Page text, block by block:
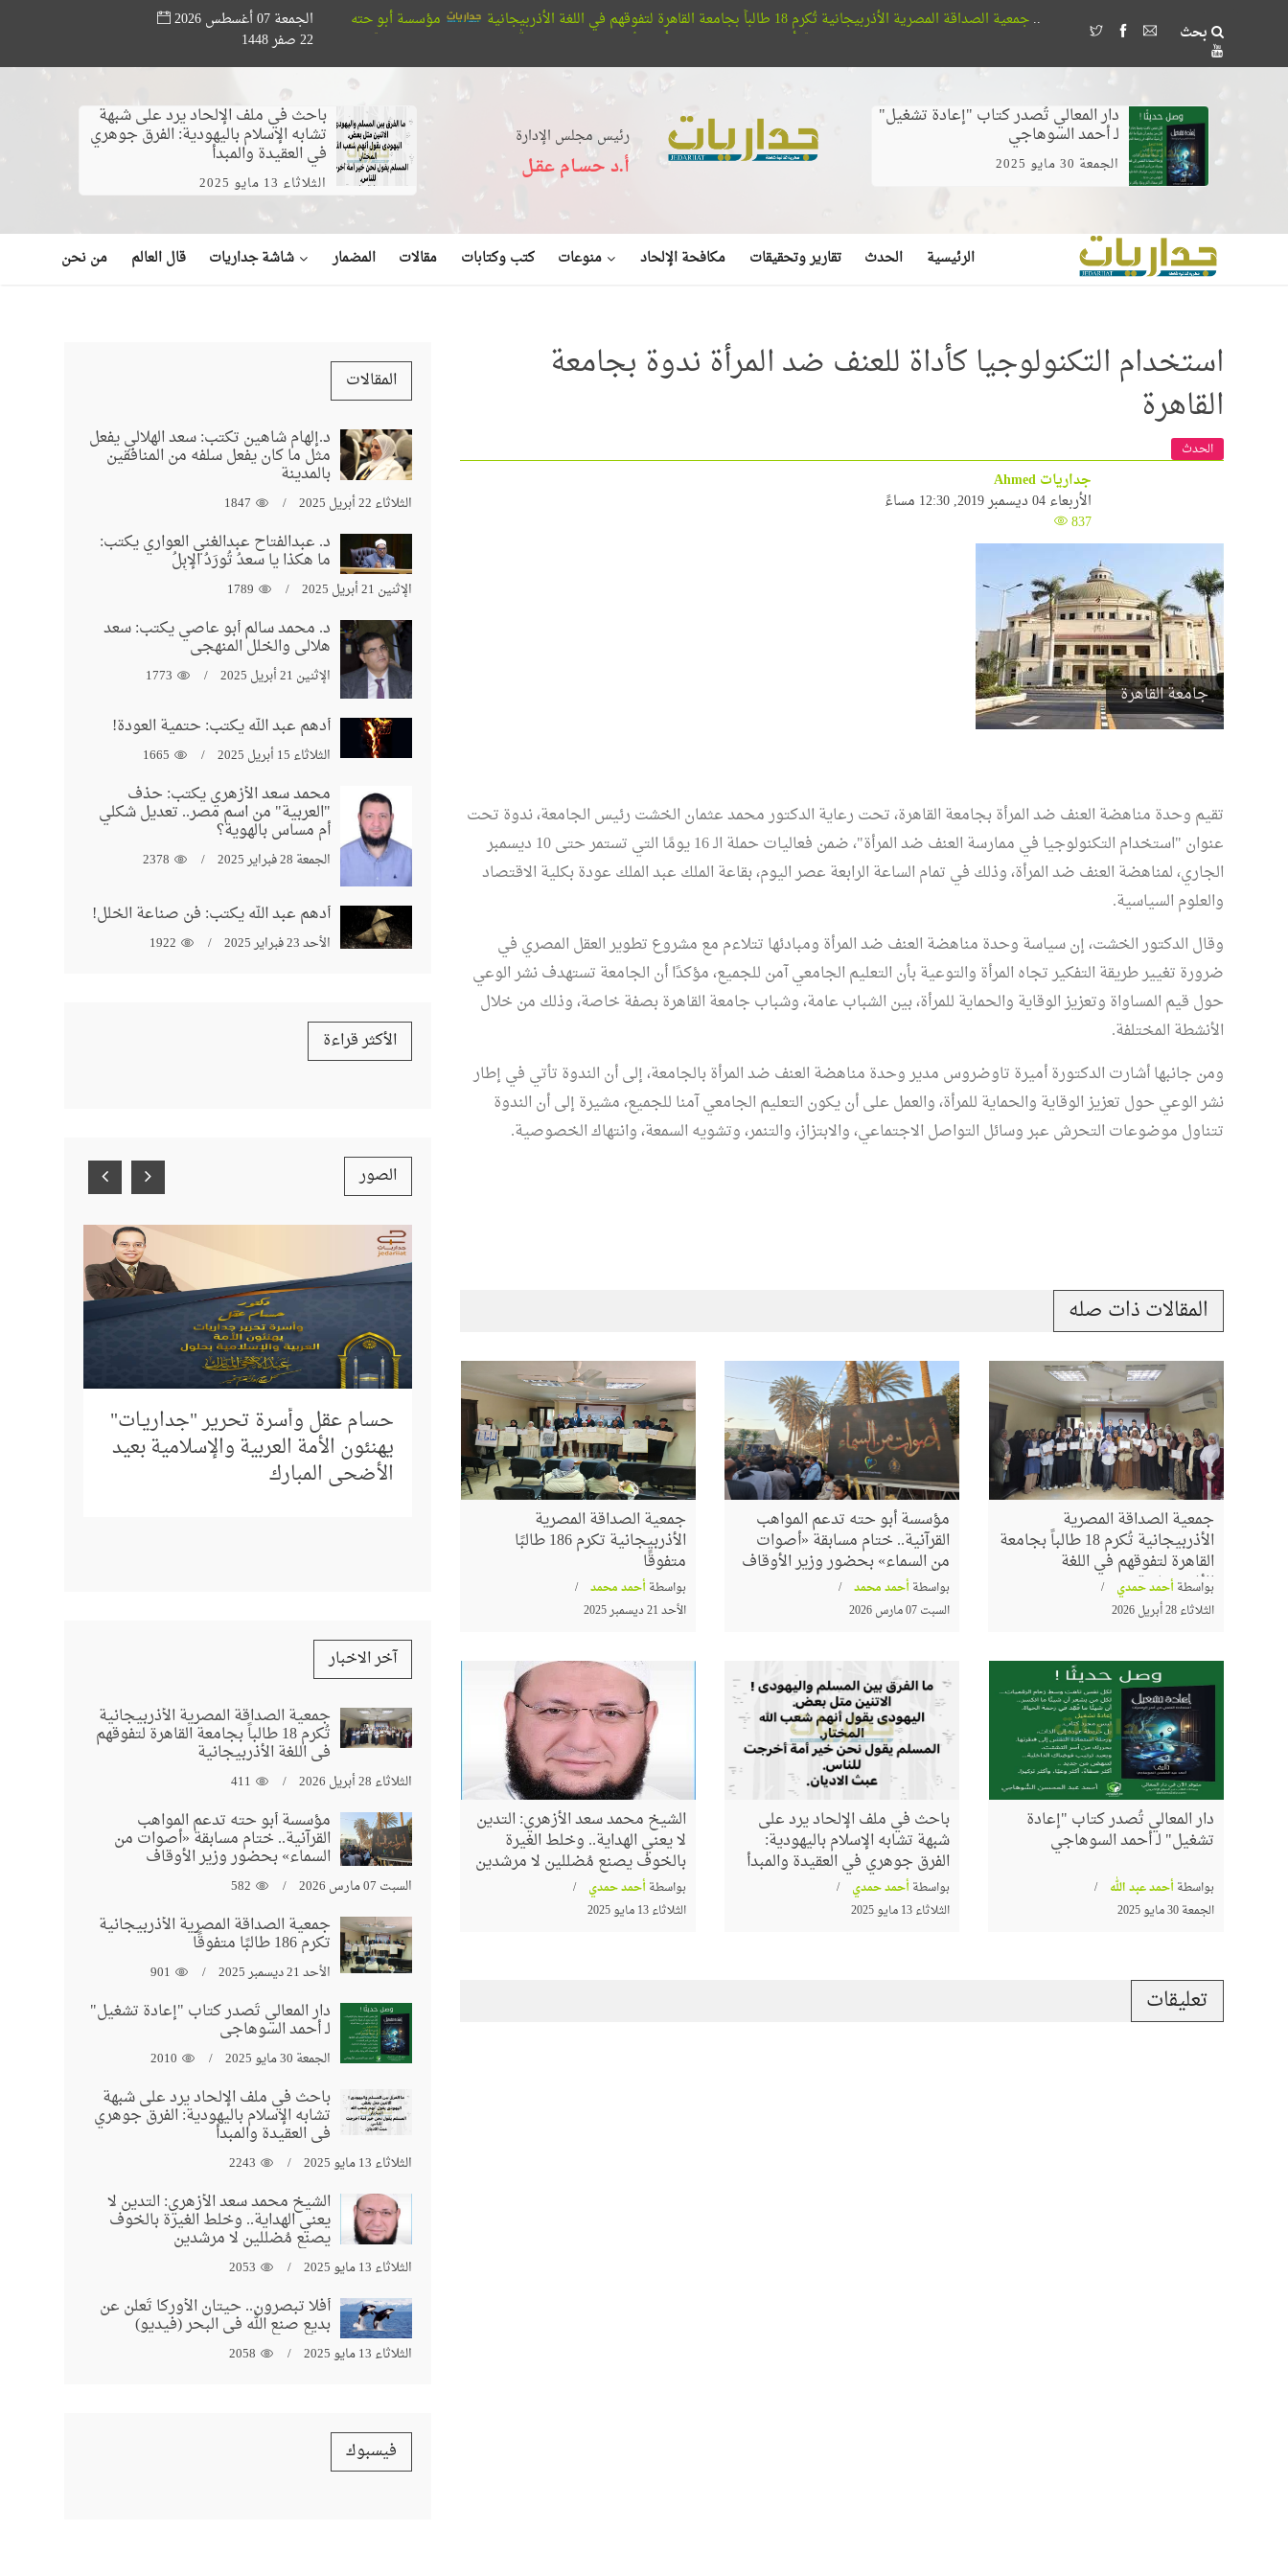
بحث
آخر الاخبار .. جمعية الصداقة المصرية الأذربيجانية تُكرم 18 طالباً بجامعة القاهرة لتفوقهم في اللغة الأذربيجانية
مؤسسة أبو حته تدعم المواهب القرآنية.. ختام مسابقة «أصوات من السماء» بحضور وزير
وخلط الغيرة بالخوف يصنع مُضللين لا مرشدين
أفلا تبصرون.. حيتان الأوركا تُعلن عن بديع صنع الله في البحر (فيديو)
الجمعة 07 أغسطس 2026
22 صفر 1448
دار المعالي تُصدر كتاب "إعادة تشغيل"
لـ أحمد السوهاجي
الجمعة 30 مايو 2025
رئيس مجلس الإدارة
أ.د حسـام عقـل
باحث في ملف الإلحاد يرد على شبهة
تشابه الإسلام باليهودية: الفرق جوهري
في العقيدة والمبدأ
الثلاثاء 13 مايو 2025
الرئيسية الحدث تقارير وتحقيقات مكافحة الإلحاد منوعات كتب وكتابات مقالات المضمار شاشة جداريات قال العالم من نحن
استخدام التكنولوجيا كأداة للعنف ضد المرأة ندوة بجامعة
القاهرة
الحدث
جداريات Ahmed
الأربعاء 04 ديسمبر 2019, 12:30 مساءً
837
جامعة القاهرة
تقيم وحدة مناهضة العنف ضد المرأة بجامعة القاهرة، تحت رعاية الدكتور محمد عثمان الخشت رئيس الجامعة، ندوة تحت
عنوان "استخدام التكنولوجيا في ممارسة العنف ضد المرأة"، ضمن فعاليات حملة الـ 16 يومًا التي تستمر حتى 10 ديسمبر
الجاري، لمناهضة العنف ضد المرأة، وذلك في تمام الساعة الرابعة عصر اليوم، بقاعة الملك عبد الملك عودة بكلية الاقتصاد
والعلوم السياسية.
وقال الدكتور الخشت، إن سياسة وحدة مناهضة العنف ضد المرأة ومبادئها تتلاءم مع مشروع تطوير العقل المصري في
ضرورة تغيير طريقة التفكير تجاه المرأة والتوعية بأن التعليم الجامعي آمن للجميع، مؤكدًا أن الجامعة تستهدف نشر الوعي
حول قيم المساواة وتعزيز الوقاية والحماية للمرأة، بين الشباب عامة، وشباب جامعة القاهرة بصفة خاصة، وذلك من خلال
الأنشطة المختلفة.
ومن جانبها أشارت الدكتورة أميرة تاوضروس مدير وحدة مناهضة العنف ضد المرأة بالجامعة، إلى أن الندوة تأتي في إطار
نشر الوعي حول تعزيز الوقاية والحماية للمرأة، والعمل على أن يكون التعليم الجامعي آمنا للجميع، مشيرة إلى أن الندوة
تتناول موضوعات التحرش عبر وسائل التواصل الاجتماعي، والابتزاز، والتنمر، وتشويه السمعة، وانتهاك الخصوصية.
المقالات ذات صله
جمعية الصداقة المصرية
الأذربيجانية تُكرم 18 طالباً بجامعة
القاهرة لتفوقهم في اللغة
الأذربيجانية
بواسطةأحمد حمدي
الثلاثاء 28 أبريل 2026
مؤسسة أبو حته تدعم المواهب
القرآنية.. ختام مسابقة «أصوات
من السماء» بحضور وزير الأوقاف
بواسطةأحمد محمد
السبت 07 مارس 2026
جمعية الصداقة المصرية
الأذربيجانية تكرم 186 طالبًا
متفوقًا
بواسطةأحمد محمد
الأحد 21 ديسمبر 2025
دار المعالي تُصدر كتاب "إعادة
تشغيل" لـ أحمد السوهاجي
بواسطةأحمد عبد الله
الجمعة 30 مايو 2025
باحث في ملف الإلحاد يرد على
شبهة تشابه الإسلام باليهودية:
الفرق جوهري في العقيدة والمبدأ
بواسطةأحمد حمدي
الثلاثاء 13 مايو 2025
الشيخ محمد سعد الأزهري: التدين
لا يعني الهداية.. وخلط الغيرة
بالخوف يصنع مُضللين لا مرشدين
بواسطةأحمد حمدي
الثلاثاء 13 مايو 2025
تعليقات
المقالات
د.إلهام شاهين تكتب: سعد الهلالي يفعل
مثل ما كان يفعل سلفه من المنافقين
بالمدينة
الثلاثاء 22 أبريل 2025 1847
د. عبدالفتاح عبدالغني العواري يكتب:
ما هكذا يا سعدُ تُورَدُ الإبِلُ
الإثنين 21 أبريل 2025 1789
د. محمد سالم أبو عاصي يكتب: سعد
هلالي والخلل المنهجي
الإثنين 21 أبريل 2025 1773
أدهم عبد الله يكتب: حتمية العودة!
الثلاثاء 15 أبريل 2025 1665
محمد سعد الأزهري يكتب: حذف
"العربية" من اسم مصر.. تعديل شكلي
أم مساس بالهوية؟
الجمعة 28 فبراير 2025 2378
أدهم عبد الله يكتب: فن صناعة الخلل!
الأحد 23 فبراير 2025 1922
الأكثر قراءة
الصور
"محمود شاكر"
للتعتيم من بعض
واللادينية
حسام عقل ينتصر للشيخ الشعراوي
وتراثه العلمي في برنامج "البرواز"
جداريات ينظم ندوة لمناقشة كتاب
"حوار جديد مع الفكر الإلحادي"
حسام عقل وأسرة تحرير "جداريـات"
يهنئون الأمة العربية والإسلامية بعيد
الأضحى المبارك
آخر الاخبار
جمعية الصداقة المصرية الأذربيجانية
تُكرم 18 طالباً بجامعة القاهرة لتفوقهم
في اللغة الأذربيجانية
الثلاثاء 28 أبريل 2026 411
مؤسسة أبو حته تدعم المواهب
القرآنية.. ختام مسابقة «أصوات من
السماء» بحضور وزير الأوقاف
السبت 07 مارس 2026 582
جمعية الصداقة المصرية الأذربيجانية
تكرم 186 طالبًا متفوقًا
الأحد 21 ديسمبر 2025 901
دار المعالي تُصدر كتاب "إعادة تشغيل"
لـ أحمد السوهاجي
الجمعة 30 مايو 2025 2010
باحث في ملف الإلحاد يرد على شبهة
تشابه الإسلام باليهودية: الفرق جوهري
في العقيدة والمبدأ
الثلاثاء 13 مايو 2025 2243
الشيخ محمد سعد الأزهري: التدين لا
يعني الهداية.. وخلط الغيرة بالخوف
يصنع مُضللين لا مرشدين
الثلاثاء 13 مايو 2025 2053
أفلا تبصرون.. حيتان الأوركا تُعلن عن
بديع صنع الله في البحر (فيديو)
الثلاثاء 13 مايو 2025 2058
فيسبوك